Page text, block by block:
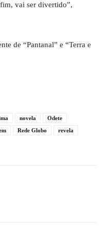
vai ser divertido”,
de “Pantanal” e “Terra e
novela
Odete
Rede Globo
revela